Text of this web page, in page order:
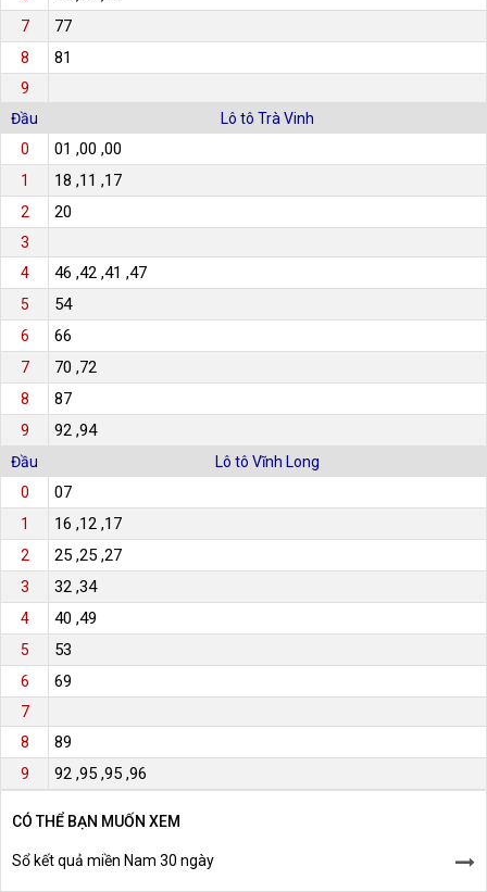
7 77
8 81
9
Đầu
Lô tô Trà Vinh
0
01 ,00 ,00
1 18 ,11 ,17
2 20
3
4
46 ,42 ,41 ,47
5 54
6 66
7 70 ,72
8 87
9 92 ,94
Đầu
Lô tô Vĩnh Long
0
07
1 16 ,12 ,17
2 25 ,25 ,27
3 32 ,34
4 40 ,49
5 53
6 69
7
8
89
9 92 ,95 ,95 ,96
CÓ THỂ BẠN MUỐN XEM
Sổ kết quả miền Nam 30 ngày